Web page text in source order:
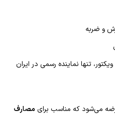
و ضربه
تنها نماینده رسمی در ایران
مصارف